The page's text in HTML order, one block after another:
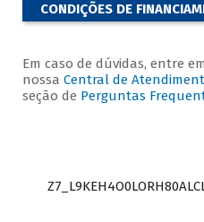
CONDIÇÕES DE
Em caso de dúvidas, entre
nossa Central de
seção de Perguntas